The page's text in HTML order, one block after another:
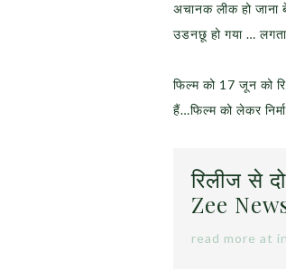
अचानक लीक हो
उडनछू हो गया …
फिल्म को 17 जून को
हैं…फिल्म को लेकर
रिलीज से
Zee
read more at